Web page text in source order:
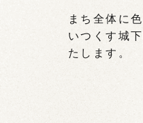
まち全体に
いつくす城
たします。